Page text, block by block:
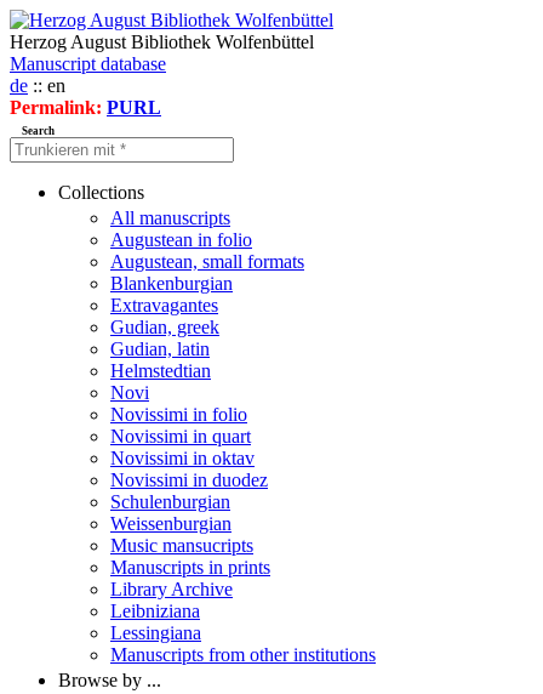
Herzog August Bibliothek Wolfenbüttel
Manuscript database
de :: en
Permalink: PURL
Search
Collections
All manuscripts
Augustean in folio
Augustean, small formats
Blankenburgian
Extravagantes
Gudian, greek
Gudian, latin
Helmstedtian
Novi
Novissimi in folio
Novissimi in quart
Novissimi in oktav
Novissimi in duodez
Schulenburgian
Weissenburgian
Music mansucripts
Manuscripts in prints
Library Archive
Leibniziana
Lessingiana
Manuscripts from other institutions
Browse by ...